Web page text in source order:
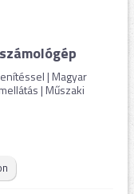
| Magyar
| Műszaki